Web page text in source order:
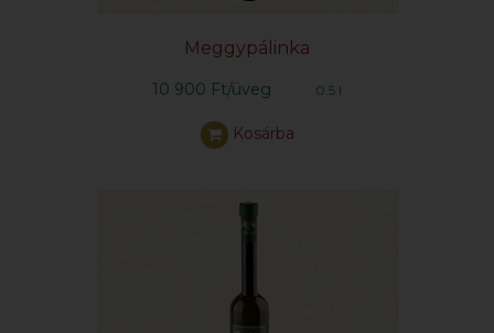
Meggypálinka
10 900 Ft/üveg 0.5 l
Kosárba